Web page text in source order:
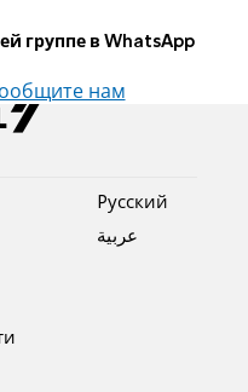
группе в WhatsApp
нам
Pусский
عربية